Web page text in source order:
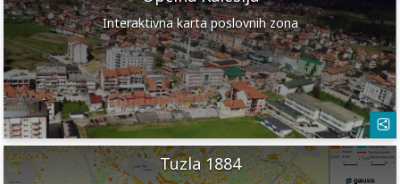
Interaktivna karta poslovnih zona
Tuzla 1884